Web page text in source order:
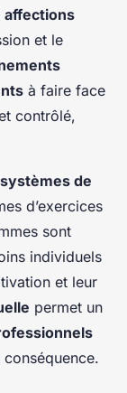
affections
et le
à faire face
contrôlé,
systèmes de
d’exercices
sont
individuels
et leur
permet un
conséquence.